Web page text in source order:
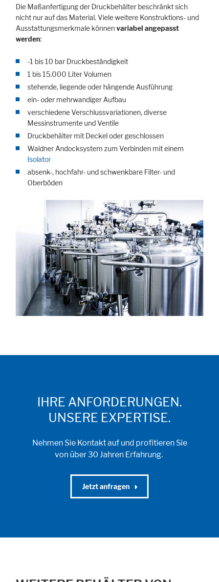
Die Maßanfertigung der Druckbehälter beschränkt sich
nicht nur auf das Material. Viele weitere Konstruktions- und
Ausstattungs­merkmale könnenvariabel angepasst
werden:
-1 bis 10 bar Druckbeständigkeit
1 bis 15.000 Liter Volumen
stehende, liegende oder hängende Ausführung
ein- oder mehrwandiger Aufbau
verschiedene Verschlussvariationen, diverse
Messinstrumente und Ventile
Druckbehälter mit Deckel oder geschlossen
Waldner Andocksystem zum Verbinden mit einem
Isolator
absenk-, hochfahr- und schwenkbare Filter- und
Oberböden
IHRE ANFORDERUNGEN.
UNSERE EXPERTISE.
Nehmen Sie Kontakt auf und profitieren Sie
von über 30 Jahren Erfahrung.
Jetzt anfragen
Alle akzeptieren Speichern Ablehnen